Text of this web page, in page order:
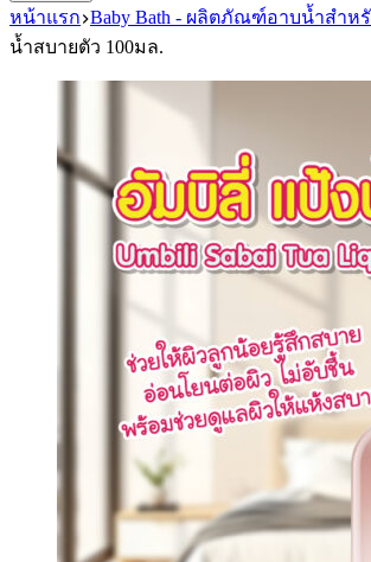
หน้าแรก Baby Bath - ผลิตภัณฑ์อาบน้ำสำหรั
น้ำสบายตัว 100มล.